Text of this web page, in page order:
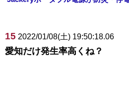
15 2022/01/08(土) 19:50:18.06
愛知だけ発生率高くね？